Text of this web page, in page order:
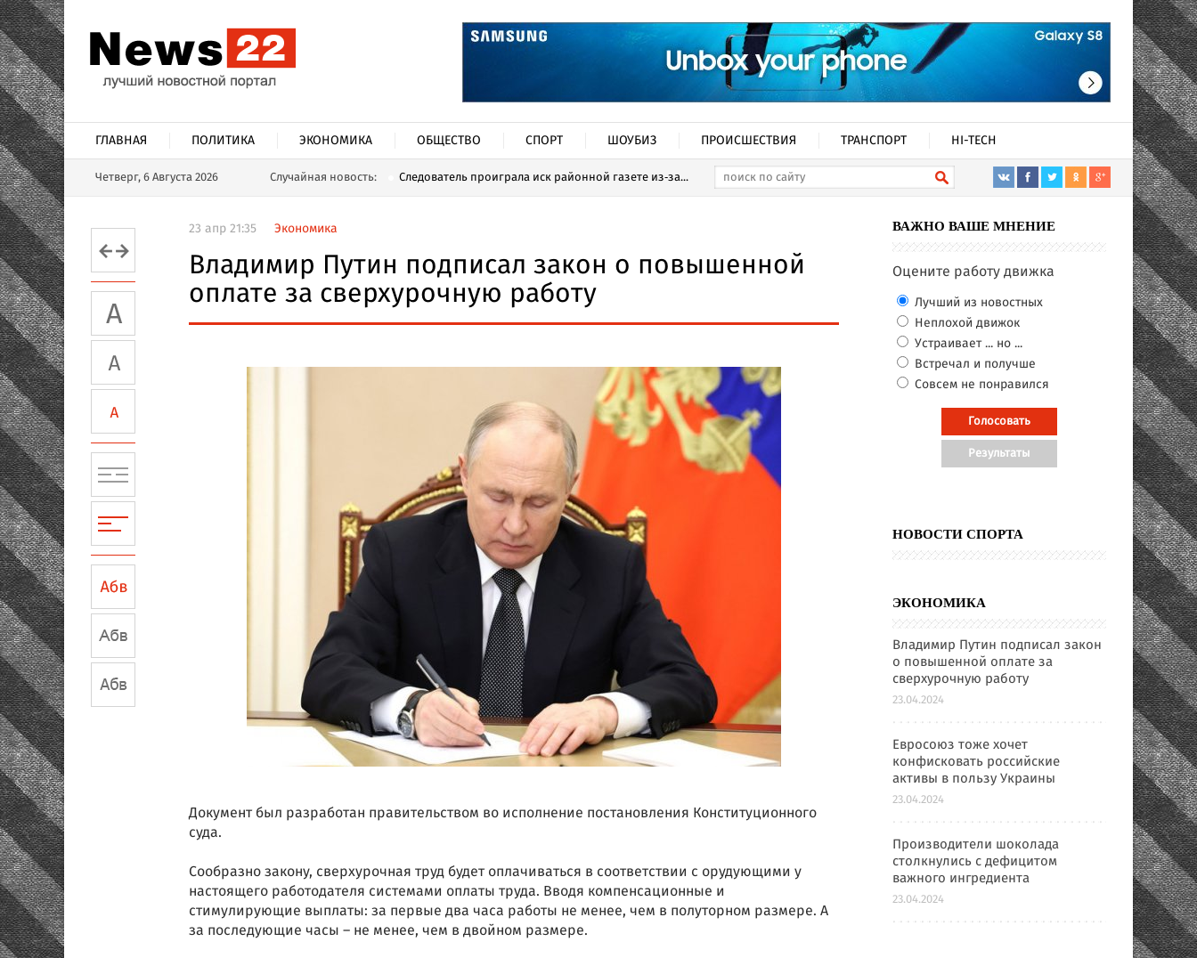
ГЛАВНАЯ ПОЛИТИКА ЭКОНОМИКА ОБЩЕСТВО СПОРТ ШОУБИЗ ПРОИСШЕСТВИЯ ТРАНСПОРТ HI-TECH
Четверг, 6 Августа 2026 Случайная новость: Следователь проиграла иск районной газете из‑за...
23 апр 21:35 Экономика
Владимир Путин подписал закон о повышенной
оплате за сверхурочную работу
Документ был разработан правительством во исполнение постановления Конституционного
суда.
Сообразно закону, сверхурочная труд будет оплачиваться в соответствии с орудующими у
настоящего работодателя системами оплаты труда. Вводя компенсационные и
стимулирующие выплаты: за первые два часа работы не менее, чем в полуторном размере. А
за последующие часы – не менее, чем в двойном размере.
ВАЖНО ВАШЕ МНЕНИЕ
Оцените работу движка
Лучший из новостных
Неплохой движок
Устраивает ... но ...
Встречал и получше
Совсем не понравился
НОВОСТИ СПОРТА
ЭКОНОМИКА
Владимир Путин подписал закон
о повышенной оплате за
сверхурочную работу
23.04.2024
Евросоюз тоже хочет
конфисковать российские
активы в пользу Украины
23.04.2024
Производители шоколада
столкнулись с дефицитом
важного ингредиента
23.04.2024